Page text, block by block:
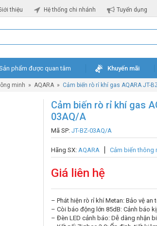
thiệu Hệ thống chi nhánh Tuyển dụng
phẩm được quan tâm Khuyến mãi
minh » AQARA » Cảm biến rò rỉ khí gas AQARA JT-
Cảm biến rò rỉ khí gas
03AQ/A
Mã SP: JT-BZ-03AQ/A
Hãng SX: AQARA Cảm biến thông
Giá liên hệ
– Phát hiện rò rỉ khí Metan: Bảo vệ an
– Còi báo động lớn 85dB: Cảnh báo
– Đèn LED cảnh báo: Dễ dàng nhận